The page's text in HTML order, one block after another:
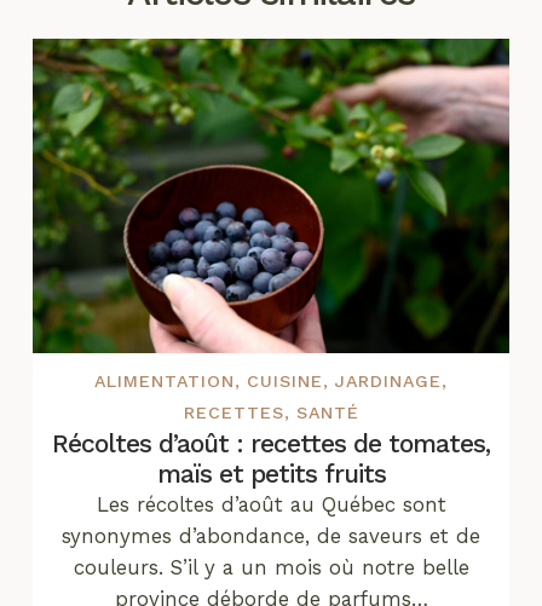
ALIMENTATION, CUISINE, JARDINAGE,
RECETTES, SANTÉ
Récoltes d’août : recettes de tomates,
maïs et petits fruits
Les récoltes d’août au Québec sont
synonymes d’abondance, de saveurs et de
couleurs. S’il y a un mois où notre belle
province déborde de parfums…